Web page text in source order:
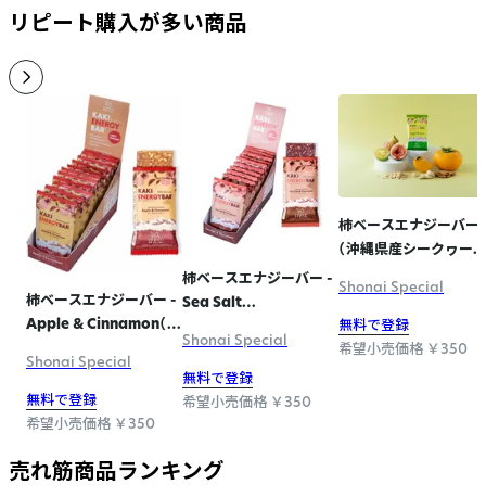
リピート購入が多い商品
柿ベースエナジーバー -
Apple & Cinnamon（ア
Shonai Special
無料で登録
希望小売価格 ￥350
柿ベースエナジーバー -
Sea Salt
チョコレート）
Shonai Special
無料で登録
希望小売価格 ￥350
柿ベースエナジーバー
（沖縄県産シークヮーサ
Shonai Special
無料で登録
希望小売価格 ￥350
売れ筋商品ランキング